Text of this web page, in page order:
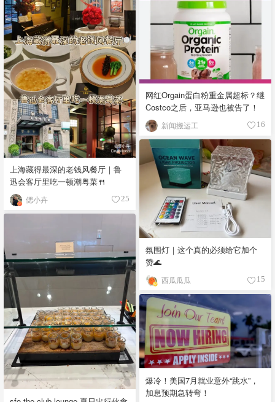
网红Orgain蛋白粉重金属超标？继
Costco之后，亚马逊也被告了！
新闻搬运工 16
上海藏得最深的老钱风餐厅｜鲁
迅会客厅里吃一顿潮粤菜🍴
偲小卉 25
氛围灯｜这个真的必须给它加个
赞🌊
西瓜瓜瓜 15
爆冷！美国7月就业意外“跳水”，
加息预期急转弯！